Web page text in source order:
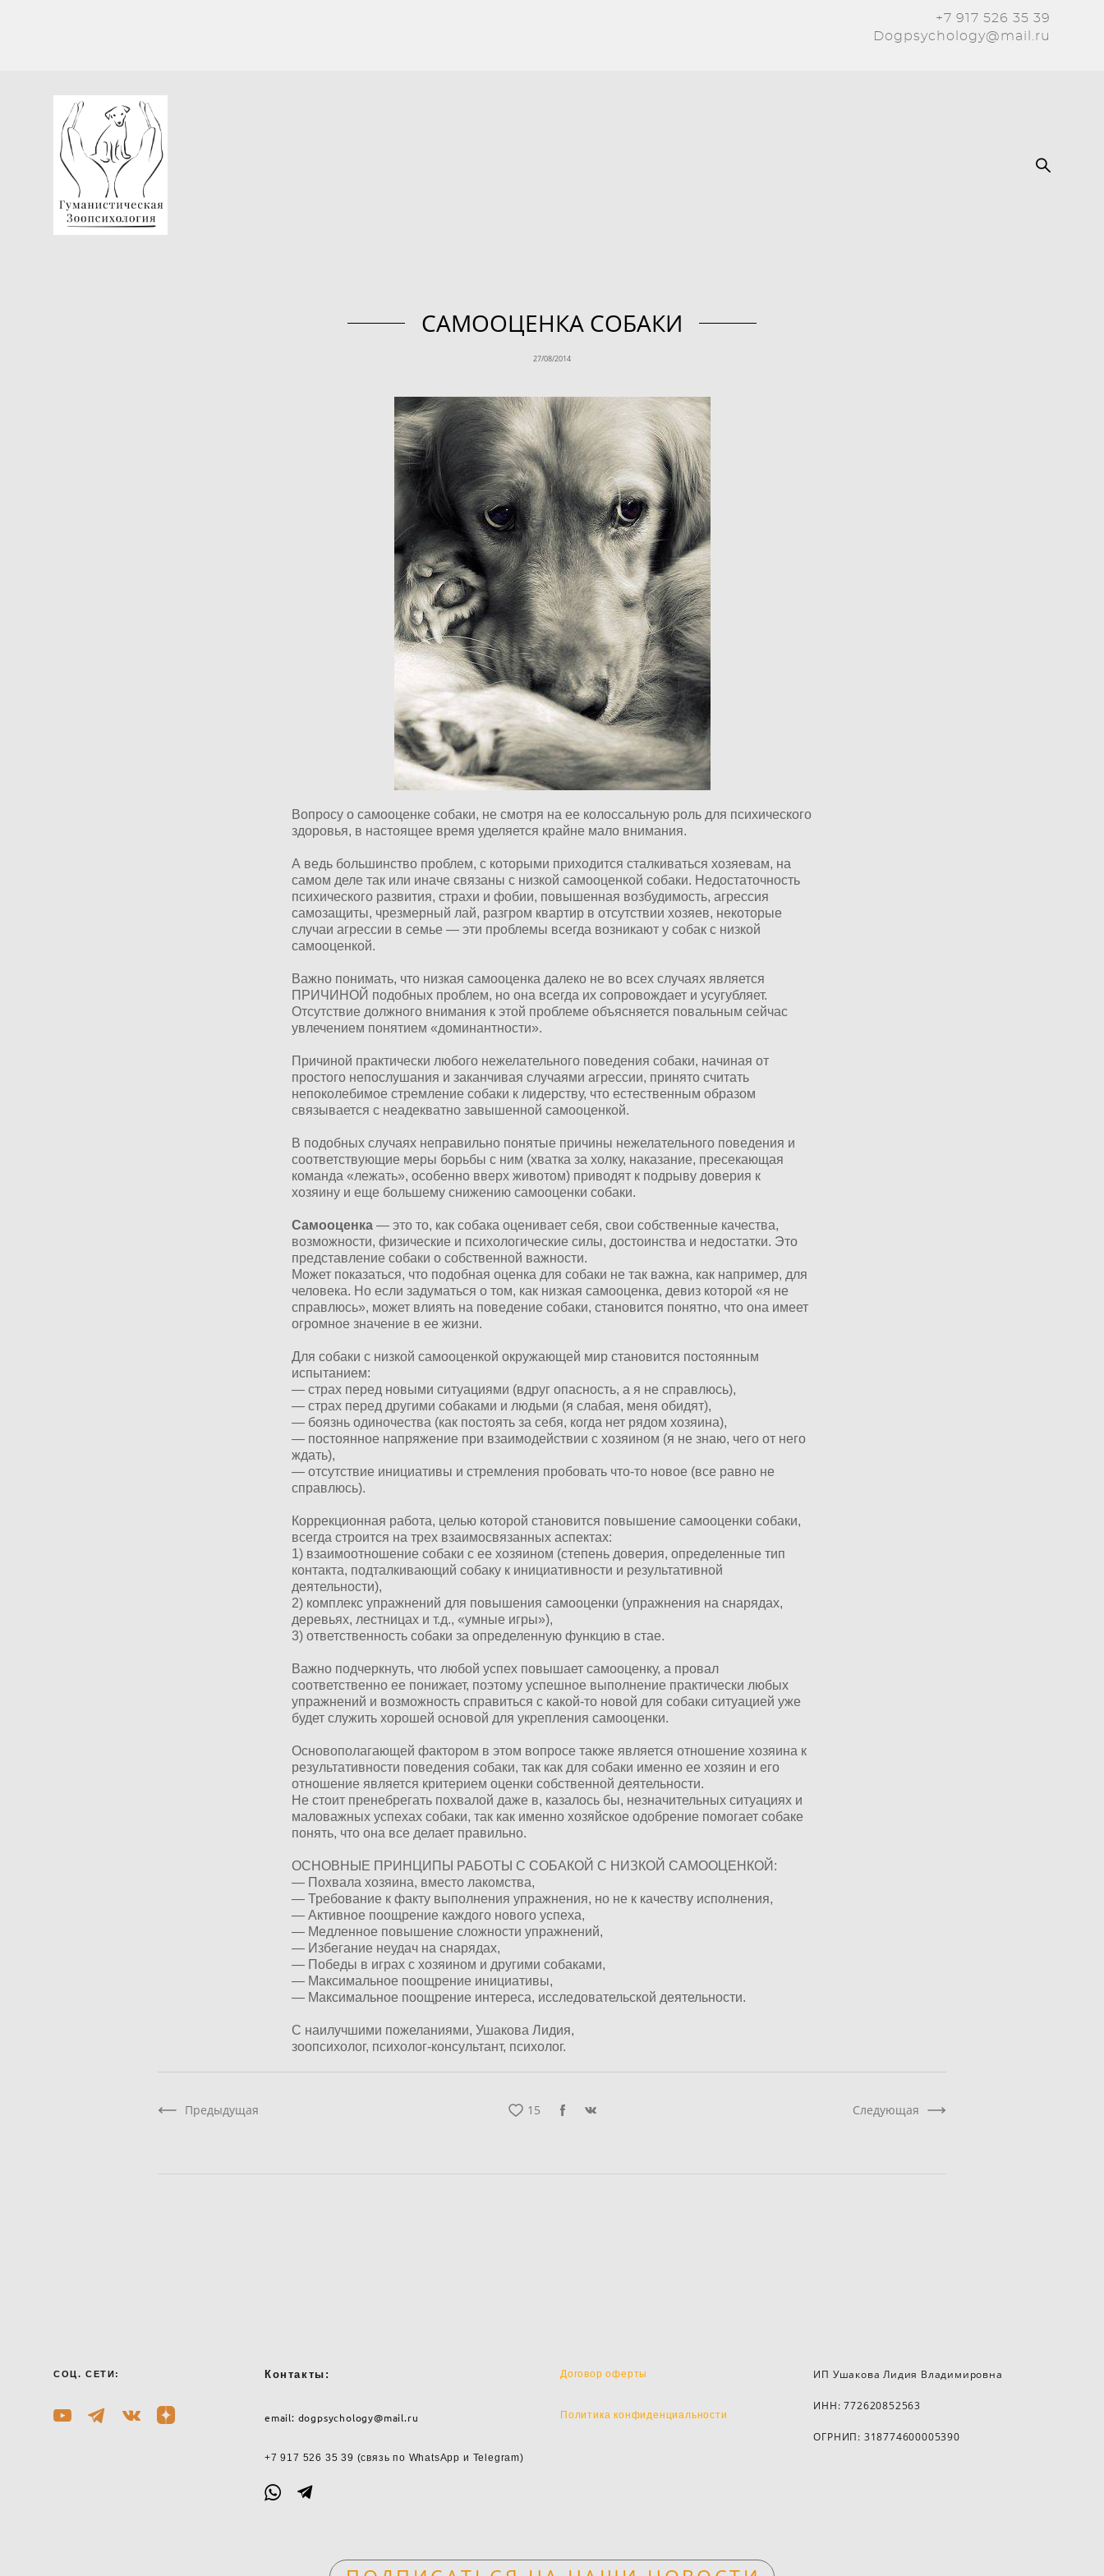
+7 917 526 35 39
Dogpsychology@mail.ru
САМООЦЕНКА СОБАКИ
27/08/2014
Вопросу о самооценке собаки, не смотря на ее колоссальную роль для психического
здоровья, в настоящее время уделяется крайне мало внимания.
А ведь большинство проблем, с которыми приходится сталкиваться хозяевам, на
самом деле так или иначе связаны с низкой самооценкой собаки. Недостаточность
психического развития, страхи и фобии, повышенная возбудимость, агрессия
самозащиты, чрезмерный лай, разгром квартир в отсутствии хозяев, некоторые
случаи агрессии в семье — эти проблемы всегда возникают у собак с низкой
самооценкой.
Важно понимать, что низкая самооценка далеко не во всех случаях является
ПРИЧИНОЙ подобных проблем, но она всегда их сопровождает и усугубляет.
Отсутствие должного внимания к этой проблеме объясняется повальным сейчас
увлечением понятием «доминантности».
Причиной практически любого нежелательного поведения собаки, начиная от
простого непослушания и заканчивая случаями агрессии, принято считать
непоколебимое стремление собаки к лидерству, что естественным образом
связывается с неадекватно завышенной самооценкой.
В подобных случаях неправильно понятые причины нежелательного поведения и
соответствующие меры борьбы с ним (хватка за холку, наказание, пресекающая
команда «лежать», особенно вверх животом) приводят к подрыву доверия к
хозяину и еще большему снижению самооценки собаки.
Самооценка— это то, как собака оценивает себя, свои собственные качества,
возможности, физические и психологические силы, достоинства и недостатки. Это
представление собаки о собственной важности.
Может показаться, что подобная оценка для собаки не так важна, как например, для
человека. Но если задуматься о том, как низкая самооценка, девиз которой «я не
справлюсь», может влиять на поведение собаки, становится понятно, что она имеет
огромное значение в ее жизни.
Для собаки с низкой самооценкой окружающей мир становится постоянным
испытанием:
— страх перед новыми ситуациями (вдруг опасность, а я не справлюсь),
— страх перед другими собаками и людьми (я слабая, меня обидят),
— боязнь одиночества (как постоять за себя, когда нет рядом хозяина),
— постоянное напряжение при взаимодействии с хозяином (я не знаю, чего от него
ждать),
— отсутствие инициативы и стремления пробовать что-то новое (все равно не
справлюсь).
Коррекционная работа, целью которой становится повышение самооценки собаки,
всегда строится на трех взаимосвязанных аспектах:
1) взаимоотношение собаки с ее хозяином (степень доверия, определенные тип
контакта, подталкивающий собаку к инициативности и результативной
деятельности),
2) комплекс упражнений для повышения самооценки (упражнения на снарядах,
деревьях, лестницах и т.д., «умные игры»),
3) ответственность собаки за определенную функцию в стае.
Важно подчеркнуть, что любой успех повышает самооценку, а провал
соответственно ее понижает, поэтому успешное выполнение практически любых
упражнений и возможность справиться с какой-то новой для собаки ситуацией уже
будет служить хорошей основой для укрепления самооценки.
Основополагающей фактором в этом вопросе также является отношение хозяина к
результативности поведения собаки, так как для собаки именно ее хозяин и его
отношение является критерием оценки собственной деятельности.
Не стоит пренебрегать похвалой даже в, казалось бы, незначительных ситуациях и
маловажных успехах собаки, так как именно хозяйское одобрение помогает собаке
понять, что она все делает правильно.
ОСНОВНЫЕ ПРИНЦИПЫ РАБОТЫ С СОБАКОЙ С НИЗКОЙ САМООЦЕНКОЙ:
— Похвала хозяина, вместо лакомства,
— Требование к факту выполнения упражнения, но не к качеству исполнения,
— Активное поощрение каждого нового успеха,
— Медленное повышение сложности упражнений,
— Избегание неудач на снарядах,
— Победы в играх с хозяином и другими собаками,
— Максимальное поощрение инициативы,
— Максимальное поощрение интереса, исследовательской деятельности.
С наилучшими пожеланиями, Ушакова Лидия,
зоопсихолог, психолог-консультант, психолог.
15
Предыдущая Следующая
СОЦ. СЕТИ: Контакты:
email: dogpsychology@mail.ru
+7 917 526 35 39 (связь по WhatsApp и Telegram)
Договор оферты
Политика конфиденциальности
ИП Ушакова Лидия Владимировна
ИНН: 772620852563
ОГРНИП: 318774600005390